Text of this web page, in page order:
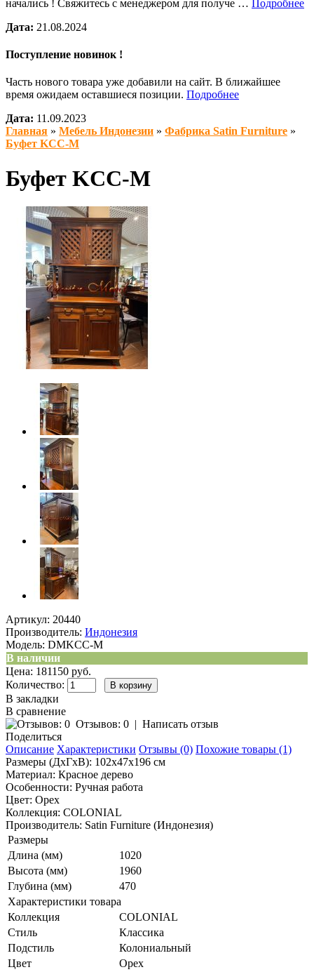
начались ! Свяжитесь с менеджером для получе …
Подробнее
Дата: 21.08.2024
Поступление новинок !
Часть нового товара уже добавили на сайт. В ближайшее
время ожидаем оставшиеся позиции. Подробнее
Дата: 11.09.2023
Главная » Мебель Индонезии » Фабрика Satin Furniture »
Буфет KCC-M
Буфет KCC-M
Артикул: 20440
Производитель: Индонезия
Модель: DMKCC-M
В наличии
Цена: 181150 руб.
Количество:
В закладки
В сравнение
Отзывов: 0 | Написать отзыв
Поделиться
Описание Характеристики Отзывы (0) Похожие товары (1)
Размеры (ДхГхВ): 102x47x196 см
Материал: Красное дерево
Особенности: Ручная работа
Цвет: Орех
Коллекция: COLONIAL
Производитель: Satin Furniture (Индонезия)
Размеры
Длина (мм)
1020
Высота (мм)
1960
Глубина (мм)
470
Характеристики товара
Коллекция
COLONIAL
Стиль
Классика
Подстиль
Колониальный
Цвет
Орех